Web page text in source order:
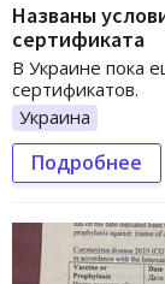
Названы
сертификата
В Украине пока
сертификатов.
Украина
Подробнее